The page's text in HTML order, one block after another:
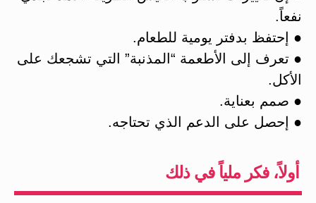
نفعاً.
● إحتفظ بدفتر يومية للطعام.
● تعرف إلى الأطعمة “المذنبة” التي تشجعك على
الأكل.
● صمم بعناية.
● إحصل على الدعم الذي تحتاجه.
أولاً، فكر ملياً في ذلك